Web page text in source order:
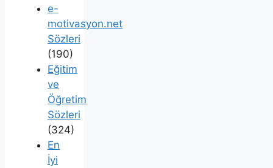
e-
motivasyon.net
Sözleri
(190)
Eğitim
ve
Öğretim
Sözleri
(324)
En
İyi